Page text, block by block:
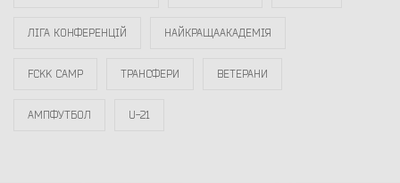
ЛІГА КОНФЕРЕНЦІЙ НАЙКРАЩААКАДЕМІЯ
FCKK CAMP ТРАНСФЕРИ ВЕТЕРАНИ
АМПФУТБОЛ U-21